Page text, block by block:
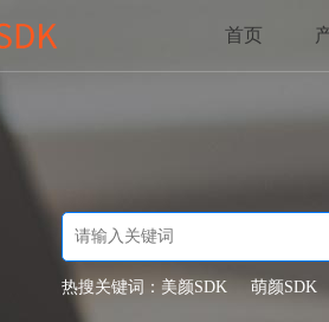
首页
热搜关键词： 美颜SDK 萌颜SDK